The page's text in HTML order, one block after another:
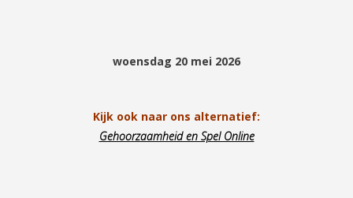
woensdag 20 mei 2026
Kijk ook naar ons alternatief:
Gehoorzaamheid en Spel Online